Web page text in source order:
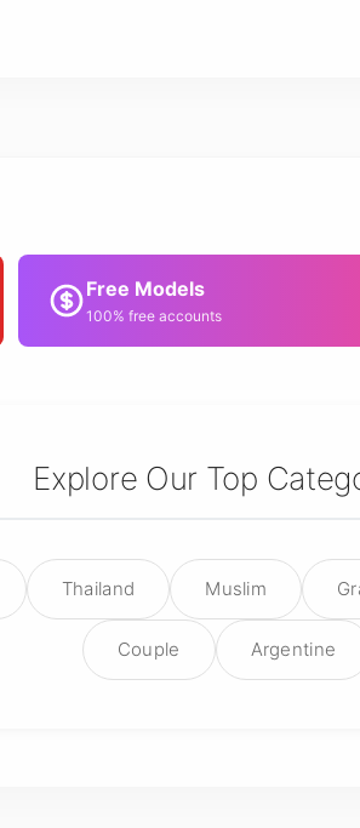
Free Models
100% free accounts
Explore Our Top
Thailand Muslim
Couple Argentine